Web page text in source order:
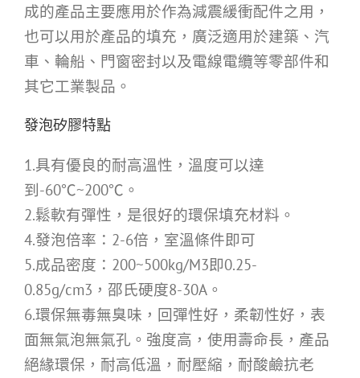
成的產品主要應用於作為減震緩衝配件之用，
也可以用於產品的填充，廣泛適用於建築、汽
車、輪船、門窗密封以及電線電纜等零部件和
其它工業製品。
發泡矽膠特點
1.具有優良的耐高溫性，溫度可以達
到-60℃~200℃。
2.鬆軟有彈性，是很好的環保填充材料。
4.發泡倍率：2-6倍，室溫條件即可
5.成品密度：200~500kg/M3即0.25-
0.85g/cm3，邵氏硬度8-30A。
6.環保無毒無臭味，回彈性好，柔韌性好，表
面無氣泡無氣孔。強度高，使用壽命長，產品
絕緣環保，耐高低溫，耐壓縮，耐酸鹼抗老